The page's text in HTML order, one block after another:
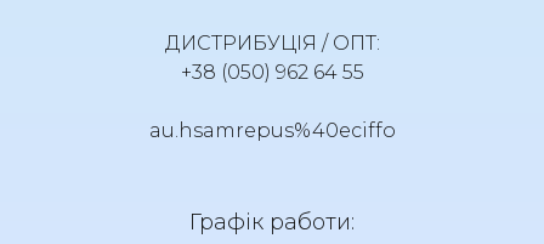
ДИСТРИБУЦІЯ / ОПТ:
+38 (050) 962 64 55
au.hsamrepus%40eciffo
Графік работи: